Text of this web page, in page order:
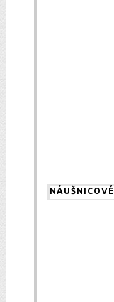
NÁUŠNICOVÉ